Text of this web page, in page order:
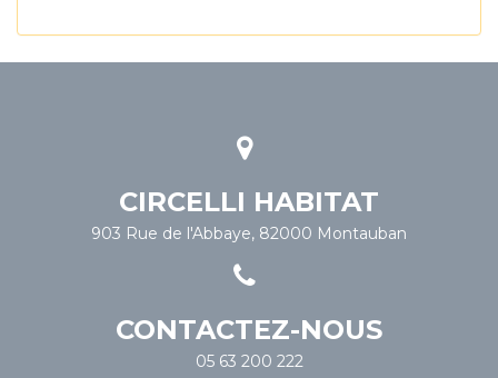
CIRCELLI HABITAT
903 Rue de l'Abbaye, 82000 Montauban
CONTACTEZ-NOUS
05 63 200 222